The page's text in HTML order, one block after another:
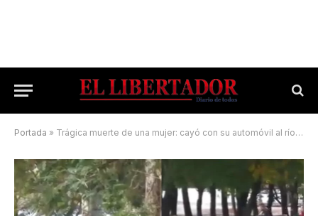
Portada » Trágica muerte de una mujer: cayó con su automóvil al río Uruguay